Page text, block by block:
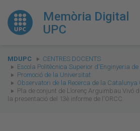
Memòria Digital
UPC
You
are
here:
MDUPC
CENTRES DOCENTS
Escola Politècnica Superior d'Enginyeria
Promoció de la Universitat
Observatori de la Recerca de la Catalunya
Pla de conjunt de Llorenç Arguimbau Vivó
la presentació del 13è informe de l'ORCC